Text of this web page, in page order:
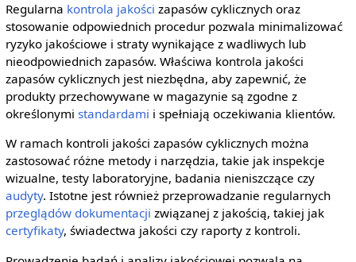
Regularna kontrola jakości zapasów cyklicznych oraz
stosowanie odpowiednich procedur pozwala minimalizować
ryzyko jakościowe i straty wynikające z wadliwych lub
nieodpowiednich zapasów. Właściwa kontrola jakości
zapasów cyklicznych jest niezbędna, aby zapewnić, że
produkty przechowywane w magazynie są zgodne z
określonymi standardami i spełniają oczekiwania klientów.
W ramach kontroli jakości zapasów cyklicznych można
zastosować różne metody i narzędzia, takie jak inspekcje
wizualne, testy laboratoryjne, badania nieniszczące czy
audyty. Istotne jest również przeprowadzanie regularnych
przeglądów dokumentacji związanej z jakością, takiej jak
certyfikaty, świadectwa jakości czy raporty z kontroli.